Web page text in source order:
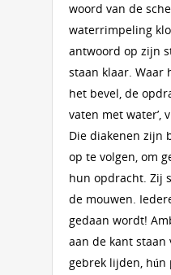
woord van de
waterrimpeling
antwoord op zijn
staan klaar. Waar
het bevel, de
vaten met water’,
Die diakenen zijn
op te volgen, om
hun opdracht. Zij
de mouwen.
gedaan wordt!
aan de kant staan
gebrek lijden,